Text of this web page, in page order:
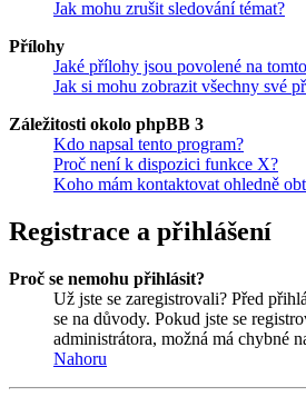
Jak mohu zrušit sledování témat?
Přílohy
Jaké přílohy jsou povolené na
Jak si mohu zobrazit všechny své
Záležitosti okolo phpBB 3
Kdo napsal tento program?
Proč není k dispozici funkce X?
Koho mám kontaktovat ohledně
Registrace a přihlášení
Proč se nemohu přihlásit?
Už jste se zaregistrovali? Před
se na důvody. Pokud jste se
administrátora, možná má chybné
Nahoru